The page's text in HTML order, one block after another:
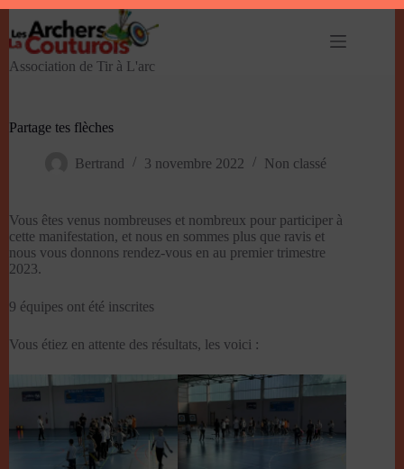
au
contenu
Association de Tir à L'arc
Partage tes flèches
Bertrand 3 novembre 2022 Non classé
Vous êtes venus nombreuses et nombreux pour participer à
cette manifestation, et nous en sommes plus que ravis et
nous vous donnons rendez-vous en au premier trimestre
2023.
9 équipes ont été inscrites
Vous étiez en attente des résultats, les voici :